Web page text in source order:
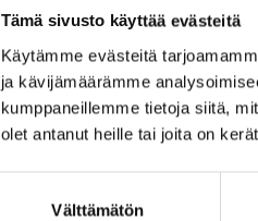
Tämä sivusto käyttää evästeitä
Käytämme evästeitä
ja kävijämäärämme
kumppaneillemme tietoja siitä,
olet antanut heille tai joita on
Välttämätön
LÖYDÄ LISÄÄ
AY-LIIKE